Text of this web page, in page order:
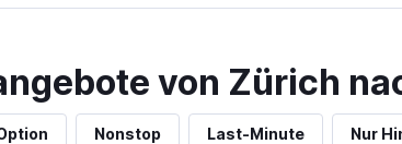
von Zürich
Nonstop Last-Minute Nur